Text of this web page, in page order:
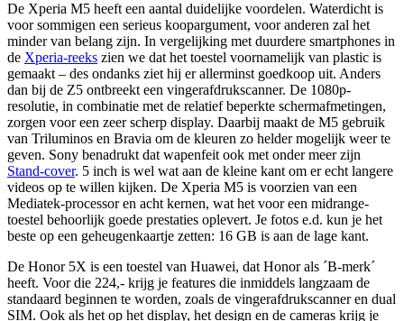
De Xperia M5 heeft een aantal duidelijke voordelen. Waterdicht is
voor sommigen een serieus koopargument, voor anderen zal het
minder van belang zijn. In vergelijking met duurdere smartphones in
de Xperia-reeks zien we dat het toestel voornamelijk van plastic is
gemaakt – des ondanks ziet hij er allerminst goedkoop uit. Anders
dan bij de Z5 ontbreekt een vingerafdrukscanner. De 1080p-
resolutie, in combinatie met de relatief beperkte schermafmetingen,
zorgen voor een zeer scherp display. Daarbij maakt de M5 gebruik
van Triluminos en Bravia om de kleuren zo helder mogelijk weer te
geven. Sony benadrukt dat wapenfeit ook met onder meer zijn
Stand-cover. 5 inch is wel wat aan de kleine kant om er echt langere
videos op te willen kijken. De Xperia M5 is voorzien van een
Mediatek-processor en acht kernen, wat het voor een midrange-
toestel behoorlijk goede prestaties oplevert. Je fotos e.d. kun je het
beste op een geheugenkaartje zetten: 16 GB is aan de lage kant.
De Honor 5X is een toestel van Huawei, dat Honor als ´B-merk´
heeft. Voor die 224,- krijg je features die inmiddels langzaam de
standaard beginnen te worden, zoals de vingerafdrukscanner en dual
SIM. Ook als het op het display, het design en de cameras krijg je